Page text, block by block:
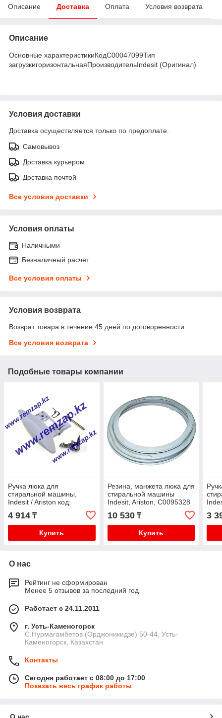
Описание Доставка Оплата Условия возврата
Описание
Основные характеристикиКодС00047099Тип
загрузкигоризонтальнаяПроизводительIndesit (Оригинал)
Условия доставки
Доставка осуществляется только по предоплате.
Самовывоз
Доставка курьером
Доставка почтой
Все условия доставки
Условия оплаты
Наличными
Безналичный расчет
Все условия оплаты
Условия возврата
Возврат товара в течение 45 дней по договоренности
Все условия возврата
Подобные товары компании
Ручка люка для
стиральной машины,
Indesit / Ariston код:
C00046955
4 914 ₸
Купить
Резина, манжета люка для
стиральной машины
Indesit, Ariston, C0095328
10 530₸
Купить
3
О нас
Рейтинг не сформирован
Менее 5 отзывов за последний год
Работает с 24.11.2011
г. Усть-Каменогорск
С.Нурмагамбетов (Орджоникидзе) 50-44, Усть-
Каменогорск, Казахстан
Контакты
Сегодня работает с 08:00 до 17:00
Показать весь график работы